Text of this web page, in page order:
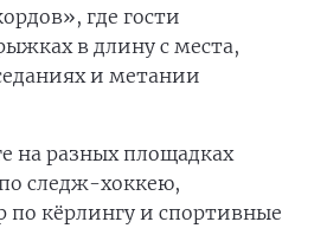
где гости
в длину с места,
и метании
на разных площадках
следж-хоккею,
кёрлингу и спортивные